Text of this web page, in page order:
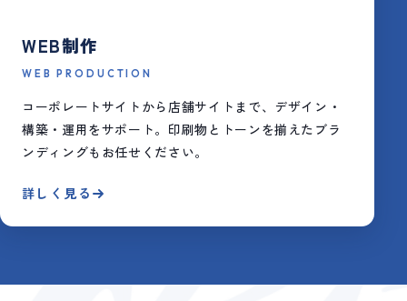
WEB制作
WEB PRODUCTION
コーポレートサイトから店舗サイトまで、デザイン・
構築・運用をサポート。印刷物とトーンを揃えたブラ
ンディングもお任せください。
詳しく見る